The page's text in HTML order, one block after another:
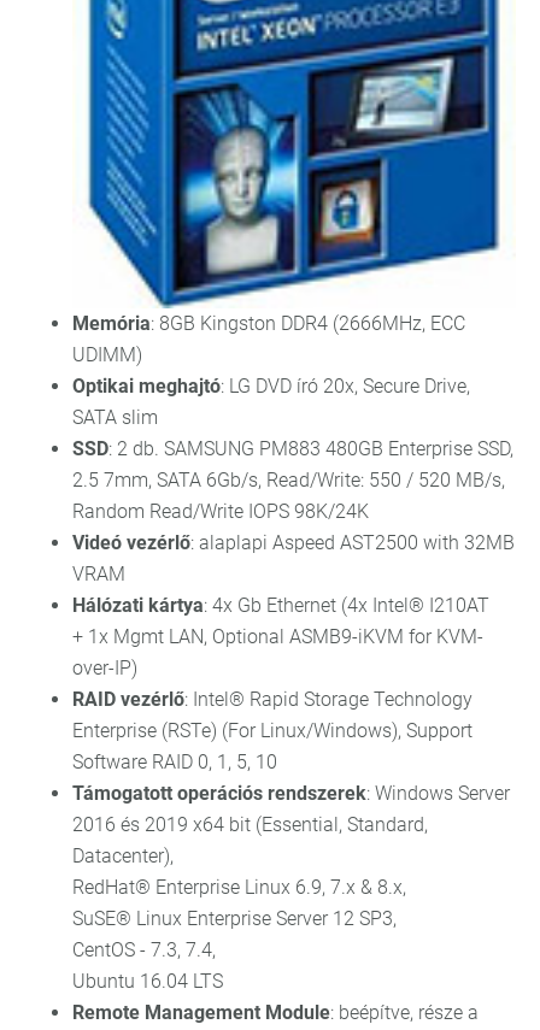
Memória: 8GB Kingston DDR4 (2666MHz, ECC
UDIMM)
Optikai meghajtó: LG DVD író 20x, Secure Drive,
SATA slim
SSD: 2 db. SAMSUNG PM883 480GB Enterprise SSD,
2.5 7mm, SATA 6Gb/s, Read/Write: 550 / 520 MB/s,
Random Read/Write IOPS 98K/24K
Videó vezérlő: alaplapi Aspeed AST2500 with 32MB
VRAM
Hálózati kártya: 4x Gb Ethernet (4x Intel® I210AT
+ 1x Mgmt LAN, Optional ASMB9-iKVM for KVM-
over-IP)
RAID vezérlő: Intel® Rapid Storage Technology
Enterprise (RSTe) (For Linux/Windows), Support
Software RAID 0, 1, 5, 10
Támogatott operációs rendszerek: Windows Server
2016 és 2019 x64 bit (Essential, Standard,
Datacenter),
RedHat® Enterprise Linux 6.9, 7.x & 8.x,
SuSE® Linux Enterprise Server 12 SP3,
CentOS - 7.3, 7.4,
Ubuntu 16.04 LTS
Remote Management Module: beépítve, része a